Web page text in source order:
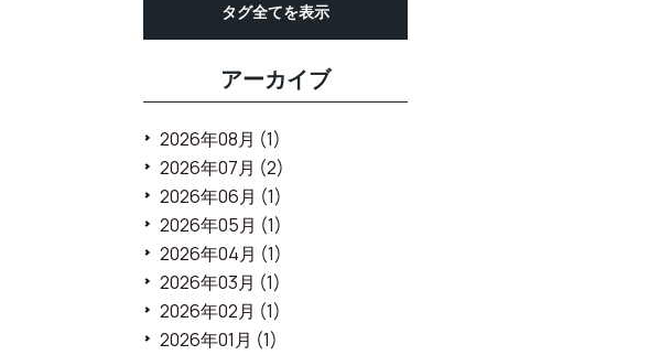
タグ全てを表示
アーカイブ
2026年08月 (1)
2026年07月 (2)
2026年06月 (1)
2026年05月 (1)
2026年04月 (1)
2026年03月 (1)
2026年02月 (1)
2026年01月 (1)